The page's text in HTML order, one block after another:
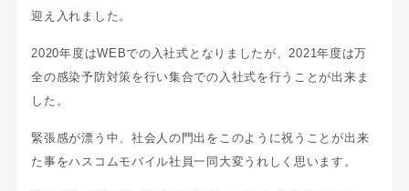
迎え入れました。
2020年度はWEBでの入社式となりましたが、2021年度は万
全の感染予防対策を行い集合での入社式を行うことが出来ま
した。
緊張感が漂う中、社会人の門出をこのように祝うことが出来
た事をハスコムモバイル社員一同大変うれしく思います。